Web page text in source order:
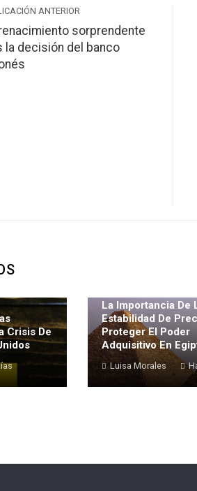
ANTERIOR
sorprendente
la decisión del banco
Crisis De
La Importancia De
Estabilidad De
Proteger El Poder
Adquisitivo En
Luisa Morales